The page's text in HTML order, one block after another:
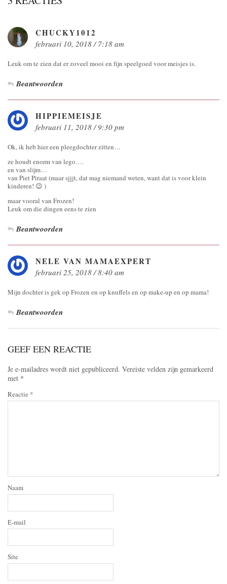
CHUCKY1012
februari 10, 2018 / 7:18 am
Leuk om te zien dat er zoveel mooi en fijn speelgoed voor meisjes is.
Beantwoorden
HIPPIEMEISJE
februari 11, 2018 / 9:30 pm
Ok, ik heb hier een pleegdochter zitten…
ze houdt enorm van lego….
en van slijm…
van Piet Piraat (maar sjjjt, dat mag niemand weten, want dat is voor klein
kinderen! 😉 )
maar vooral van Frozen!
Leuk om die dingen eens te zien
Beantwoorden
NELE VAN MAMAEXPERT
februari 25, 2018 / 8:40 am
Mijn dochter is gek op Frozen en op knuffels en op make-up en op mama!
Beantwoorden
GEEF EEN REACTIE
Je e-mailadres wordt niet gepubliceerd. Vereiste velden zijn gemarkeerd
met *
Reactie *
Naam
E-mail
Site